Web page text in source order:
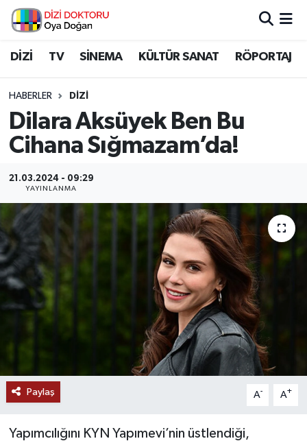
DİZİ TV SİNEMA KÜLTÜR SANAT RÖPORTAJ
HABERLER DİZİ
Dilara Aksüyek Ben Bu
Cihana Sığmazam’da!
21.03.2024 - 09:29
YAYINLANMA
Paylaş A- A+
Yapımcılığını KYN Yapımevi’nin üstlendiği,
İstanbul Nöbetçi Eczaneler
İstanbul Namaz Vakitleri
İstanbul Trafik Yoğunluk Haritası
Süper Lig Puan Durumu ve Fikstür
Tüm Manşetler
Son Dakika Haberleri
Haber Arşivi